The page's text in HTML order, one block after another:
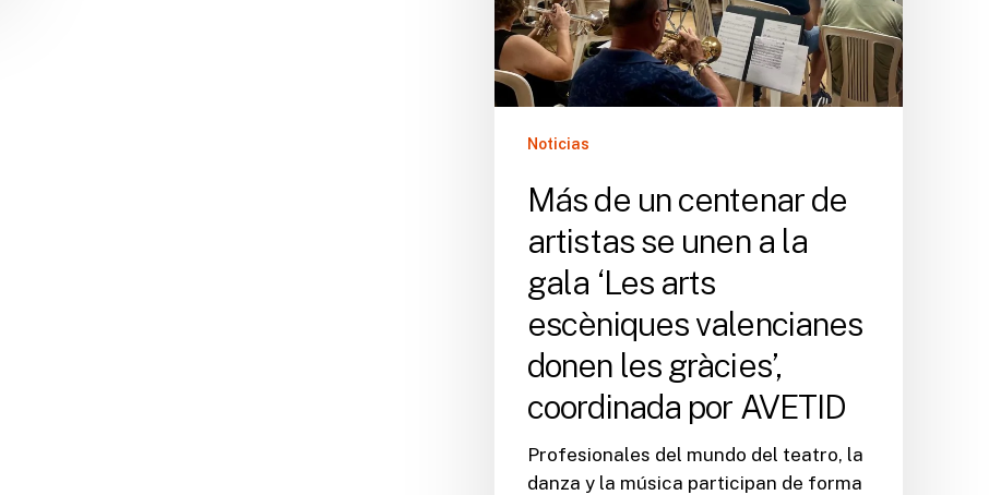
unen
a
la
gala
arts
escèniques
valencianes
donen
gràcies’,
coordinada
AVETID
Noticias
Más de un centenar de
artistas se unen a la
gala ‘Les arts
escèniques valencianes
donen les gràcies’,
coordinada por AVETID
Profesionales del mundo del teatro, la
danza y la música participan de forma